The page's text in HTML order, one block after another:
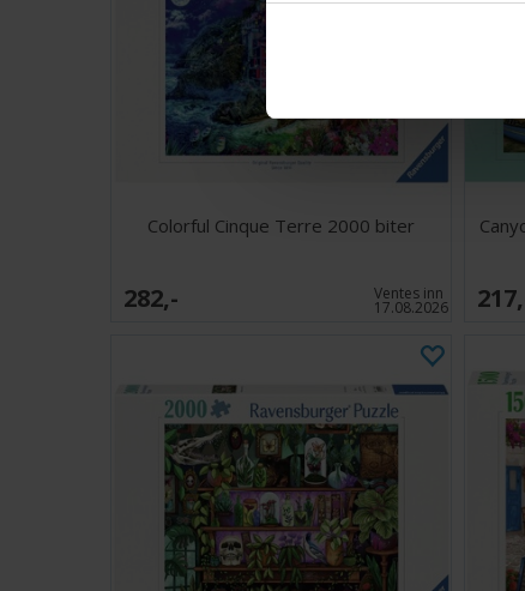
Colorful Cinque Terre 2000 biter
282,- Ventes inn
17.08.2026